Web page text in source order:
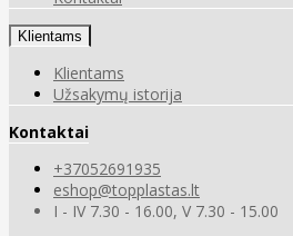
Klientams
Klientams
Užsakymų istorija
Kontaktai
+37052691935
eshop@topplastas.lt
I - IV 7.30 - 16.00, V 7.30 - 15.00